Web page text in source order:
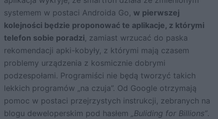
systemem w postaci Androida Go, w pierwszej
kolejności będzie proponować te aplikacje, z którymi
telefon sobie poradzi, zamiast wrzucać do paska
rekomendacji apki-kobyły, z którymi mają czasem
problemy urządzenia z kosmicznie dobrymi
podzespołami. Programiści nie będą tworzyć takich
lekkich programów „na czuja”. Od Google otrzymają
pomoc w postaci przejrzystych instrukcji, zebranych na
blogu deweloperskim pod hasłem „Buliding for Billions”.